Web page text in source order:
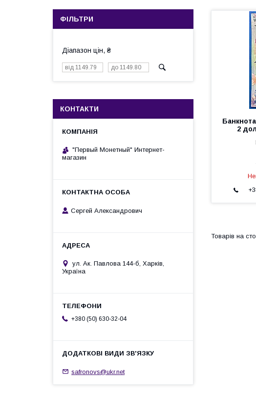
2
ФІЛЬТРИ
Діапазон цін, ₴
КОНТАКТИ
"Первый Монетный" Интернет-
магазин
Сергей Александрович
ул. Ак. Павлова 144-б, Харків,
Україна
+380 (50) 630-32-04
safronovs@ukr.net